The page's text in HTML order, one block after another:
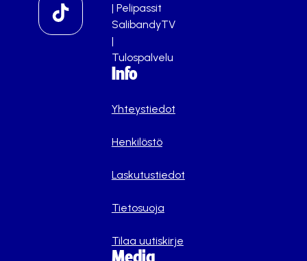
| Pelipassit
SalibandyTV
|
Tulospalvelu
Info
Yhteystiedot
Henkilöstö
Laskutustiedot
Tietosuoja
Tilaa uutiskirje